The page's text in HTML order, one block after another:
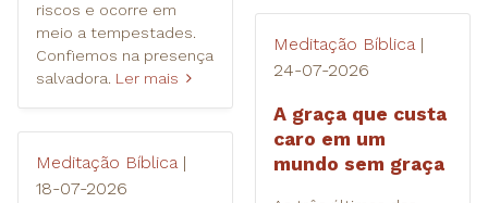
riscos e ocorre em
meio a tempestades.
Confiemos na presença
salvadora. Ler mais
Meditação Bíblica |
24-07-2026
A graça que custa
caro em um
mundo sem graça
Meditação Bíblica |
18-07-2026